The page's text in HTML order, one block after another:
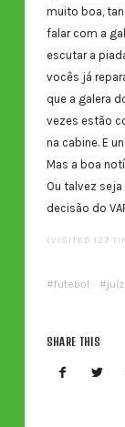
muito boa,
falar com a
escutar a
vocês já
que a galera
vezes estão
na cabine. E
Mas a boa
Ou talvez
decisão do
(VISITED 127
futebol
SHARE THIS